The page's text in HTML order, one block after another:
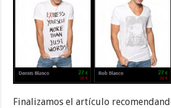
Finalizamos el artículo